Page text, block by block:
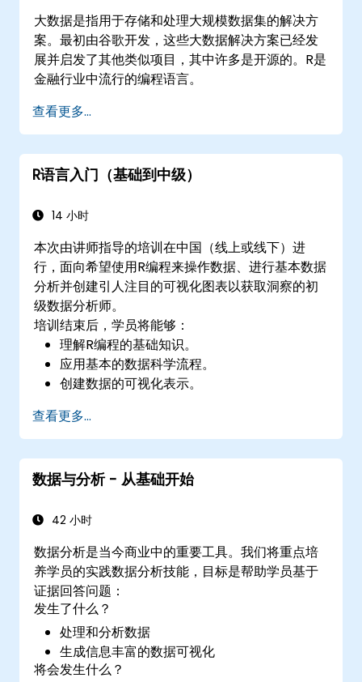
大数据是指用于存储和处理大规模数据集的解决方
案。最初由谷歌开发，这些大数据解决方案已经发
展并启发了其他类似项目，其中许多是开源的。R是
金融行业中流行的编程语言。
查看更多...
R语言入门（基础到中级）
14 小时
本次由讲师指导的培训在中国（线上或线下）进
行，面向希望使用R编程来操作数据、进行基本数据
分析并创建引人注目的可视化图表以获取洞察的初
级数据分析师。
培训结束后，学员将能够：
理解R编程的基础知识。
应用基本的数据科学流程。
创建数据的可视化表示。
查看更多...
数据与分析 - 从基础开始
42 小时
数据分析是当今商业中的重要工具。我们将重点培
养学员的实践数据分析技能，目标是帮助学员基于
证据回答问题：
发生了什么？
处理和分析数据
生成信息丰富的数据可视化
将会发生什么？